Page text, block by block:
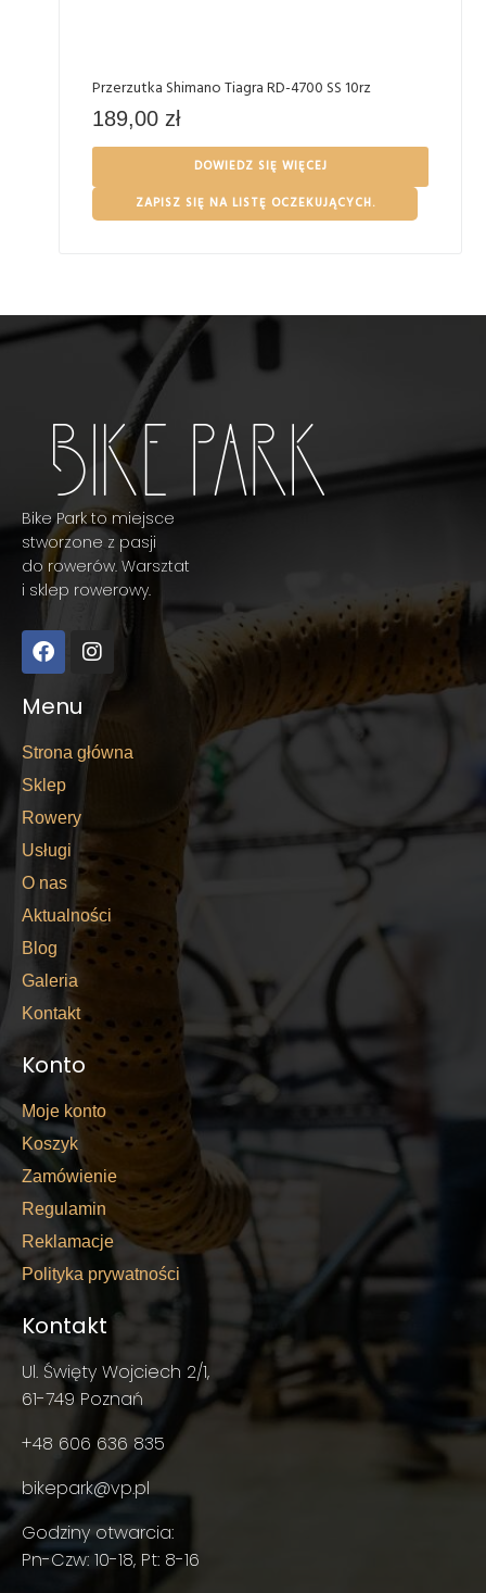
Przerzutka Shimano Tiagra RD-4700 SS 10rz
189,00 zł
DOWIEDZ SIĘ WIĘCEJ
ZAPISZ SIĘ NA LISTĘ OCZEKUJĄCYCH.
Bike Park to miejsce
stworzone z pasji
do rowerów. Warsztat
i sklep rowerowy.
Menu
Strona główna
Sklep
Rowery
Usługi
O nas
Aktualności
Blog
Galeria
Kontakt
Konto
Moje konto
Koszyk
Zamówienie
Regulamin
Reklamacje
Polityka prywatności
Kontakt
Ul. Święty Wojciech 2/1,
61-749 Poznań
+48 606 636 835
bikepark@vp.pl
Godziny otwarcia:
Pn-Czw: 10-18, Pt: 8-16